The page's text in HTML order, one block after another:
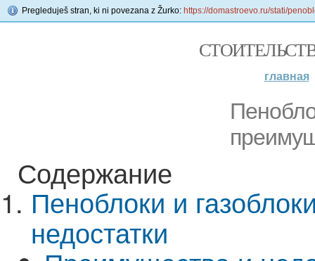
Pregleduješ stran, ki ni povezana z Žurko: https://domastroevo.ru/stati/